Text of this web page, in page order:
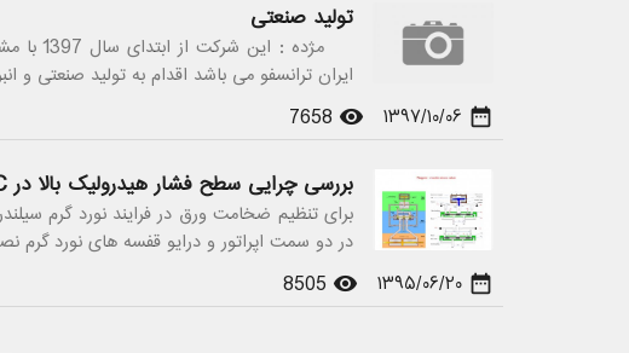
تولید صنعتی
مژده :
ایران ترانسفو می باشد اقدام به تولید صنعتی و
date_range
visibility
بررسی چرایی سطح فشار هیدرولیک بالا در HAGC نورد گرم سبا
برای تنظیم ضخامت ورق در فرایند نورد گرم
در دو سمت اپراتور و درایو قفسه های نورد
date_range
visibility